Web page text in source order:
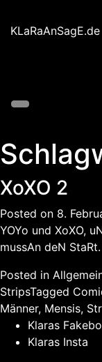
KLaRaAnSagE.de
XoXO 2
Posted on 8.
YOYo und XoXO,
mussAn deN
Posted in
StripsTagged
Männer, Mensis,
Klaras
Klaras Insta